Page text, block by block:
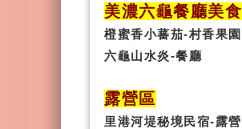
美濃六龜餐廳美食
橙蜜香小蕃茄-村香果園
六龜山水炎-餐廳
露營區
里港河堤秘境民宿-露